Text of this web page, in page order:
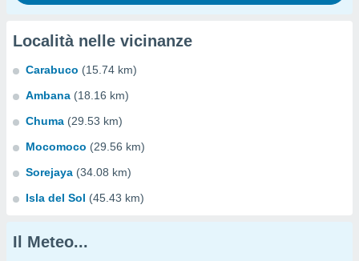
Località nelle vicinanze
Carabuco (15.74 km)
Ambana (18.16 km)
Chuma (29.53 km)
Mocomoco (29.56 km)
Sorejaya (34.08 km)
Isla del Sol (45.43 km)
Il Meteo...